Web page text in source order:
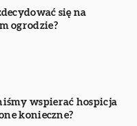
się na
ogrodzie?
wspierać hospicja
konieczne?